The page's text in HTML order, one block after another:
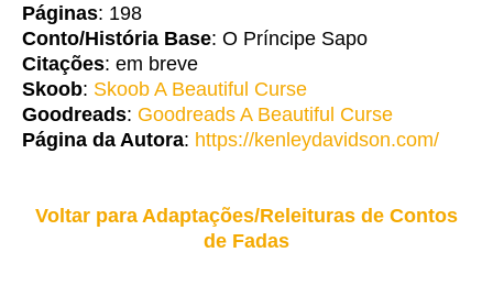
Páginas: 198
Conto/História Base: O Príncipe Sapo
Citações: em breve
Skoob: Skoob A Beautiful Curse
Goodreads: Goodreads A Beautiful Curse
Página da Autora: https://kenleydavidson.com/
Voltar para Adaptações/Releituras de Contos
de Fadas